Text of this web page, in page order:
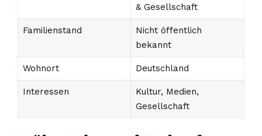
& Gesellschaft
Familienstand
Nicht öffentlich
bekannt
Wohnort Deutschland
Interessen
Kultur, Medien,
Gesellschaft